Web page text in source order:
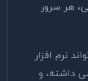
هر سرور
نرم افزار
داشته، و